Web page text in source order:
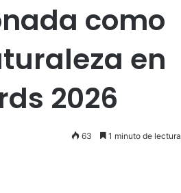
como
en
2026
63 1 minuto de lectura